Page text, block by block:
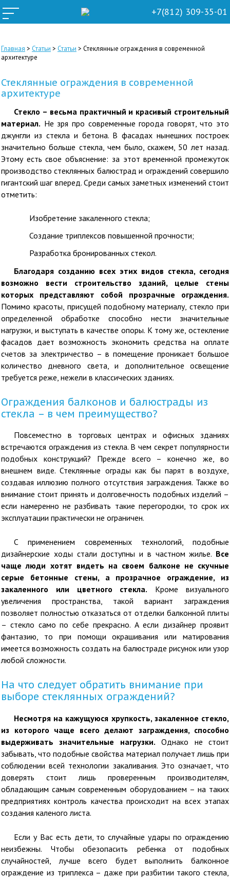
+7(812) 309-35-01
Главная > Статьи > Статьи > Стеклянные ограждения в современной
архитектуре
Стеклянные ограждения в современной
архитектуре
Стекло – весьма практичный и красивый строительный
материал. Не зря про современные города говорят, что это
джунгли из стекла и бетона. В фасадах нынешних построек
значительно больше стекла, чем было, скажем, 50 лет назад.
Этому есть свое объяснение: за этот временной промежуток
производство стеклянных балюстрад и ограждений совершило
гигантский шаг вперед. Среди самых заметных изменений стоит
отметить:
Изобретение закаленного стекла;
Создание триплексов повышенной прочности;
Разработка бронированных стекол.
Благодаря созданию всех этих видов стекла, сегодня
возможно вести строительство зданий, целые стены
которых представляют собой прозрачные ограждения.
Помимо красоты, присущей подобному материалу, стекло при
определенной обработке способно нести значительные
нагрузки, и выступать в качестве опоры. К тому же, остекление
фасадов дает возможность экономить средства на оплате
счетов за электричество – в помещение проникает большое
количество дневного света, и дополнительное освещение
требуется реже, нежели в классических зданиях.
Ограждения балконов и балюстрады из
стекла – в чем преимущество?
Повсеместно в торговых центрах и офисных зданиях
встречаются ограждения из стекла. В чем секрет популярности
подобных конструкций? Прежде всего – конечно же, во
внешнем виде. Стеклянные ограды как бы парят в воздухе,
создавая иллюзию полного отсутствия заграждения. Также во
внимание стоит принять и долговечность подобных изделий –
если намеренно не разбивать такие перегородки, то срок их
эксплуатации практически не ограничен.
С применением современных технологий, подобные
дизайнерские ходы стали доступны и в частном жилье. Все
чаще люди хотят видеть на своем балконе не скучные
серые бетонные стены, а прозрачное ограждение, из
закаленного или цветного стекла. Кроме визуального
увеличения пространства, такой вариант заграждения
позволяет полностью отказаться от отделки балконной плиты
– стекло само по себе прекрасно. А если дизайнер проявит
фантазию, то при помощи окрашивания или матирования
имеется возможность создать на балюстраде рисунок или узор
любой сложности.
На что следует обратить внимание при
выборе стеклянных ограждений?
Несмотря на кажущуюся хрупкость, закаленное стекло,
из которого чаще всего делают заграждения, способно
выдерживать значительные нагрузки. Однако не стоит
забывать, что подобные свойства материал получает лишь при
соблюдении всей технологии закаливания. Это означает, что
доверять стоит лишь проверенным производителям,
обладающим самым современным оборудованием – на таких
предприятиях контроль качества происходит на всех этапах
создания каленого листа.
Если у Вас есть дети, то случайные удары по ограждению
неизбежны. Чтобы обезопасить ребенка от подобных
случайностей, лучше всего будет выполнить балконное
ограждение из триплекса – даже при разбитии такого стекла,